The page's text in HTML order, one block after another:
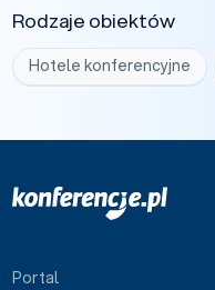
Rodzaje obiektów
Hotele konferencyjne
Portal